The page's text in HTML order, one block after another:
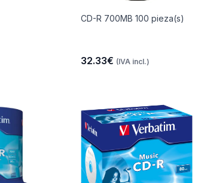
CD-R 700MB 100 pieza(s)
32.33€ (IVA incl.)